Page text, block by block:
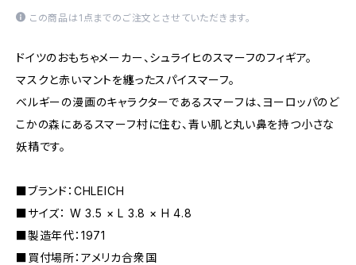
この商品は1点までのご注文とさせていただきます。
ドイツのおもちゃメーカー、シュライヒのスマーフのフィギア。
マスクと赤いマントを纏ったスパイスマーフ。
ベルギーの漫画のキャラクターであるスマーフは、ヨーロッパのど
こかの森にあるスマーフ村に住む、青い肌と丸い鼻を持つ小さな
妖精です。
■ブランド：CHLEICH
■サイズ： W 3.5 × L 3.8 × H 4.8
■製造年代：1971
■買付場所：アメリカ合衆国